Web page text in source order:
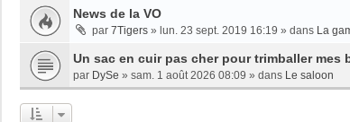
News de la VO
par 7Tigers » lun. 23 sept. 2019 16:19 » dans La
Un sac en cuir pas cher pour trimballer mes
par DySe » sam. 1 août 2026 08:09 » dans Le saloon